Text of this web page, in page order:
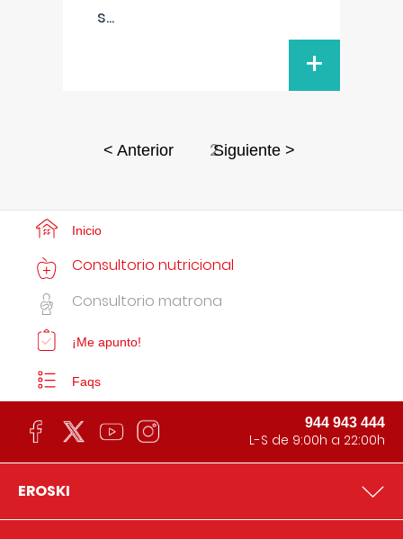
s...
+
< Anterior 2Siguiente >
Inicio
Consultorio nutricional
Consultorio matrona
¡Me apunto!
Faqs
944 943 444
L-S de 9:00h a 22:00h
EROSKI